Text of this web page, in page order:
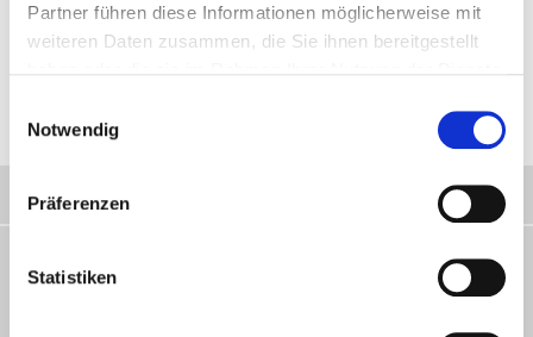
Partner führen diese Informationen möglicherweise mit
weiteren Daten zusammen, die Sie ihnen bereitgestellt
Notwendig
Präferenzen
Statistiken
Die komplette Version ermöglicht den Abruf von mehreren
tausend Wörtern in grammatikalisch korrekter Form über eine
Symbolbasiertes Wortschatzprogramm